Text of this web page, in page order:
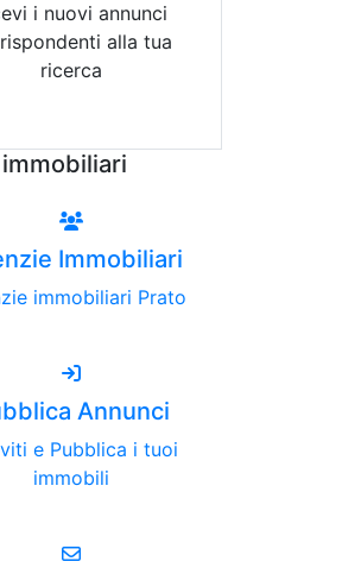
i nuovi annunci
alla tua
ricerca
Immobiliari
immobiliari Prato
Annunci
e Pubblica i tuoi
immobili